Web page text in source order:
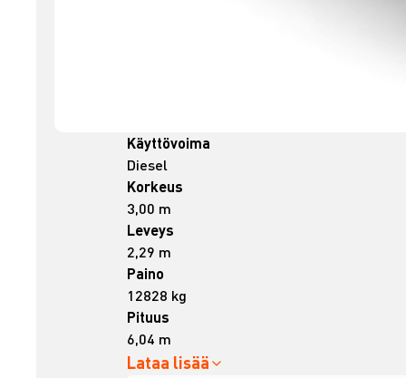
Käyttövoima
Diesel
Korkeus
3,00 m
Leveys
2,29 m
Paino
12828 kg
Pituus
6,04 m
Lataa lisää